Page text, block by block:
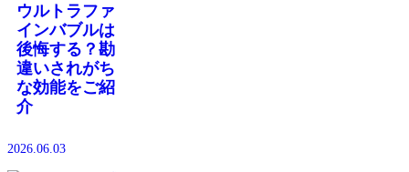
ウルトラファ
インバブルは
後悔する？勘
違いされがち
な効能をご紹
介
2026.06.03